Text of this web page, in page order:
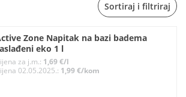
Sortiraj i filtriraj
Zone Napitak na bazi badema
eko 1 l
za j.m.: 1,69 €/l
02.05.2025.: 1,99 €/kom